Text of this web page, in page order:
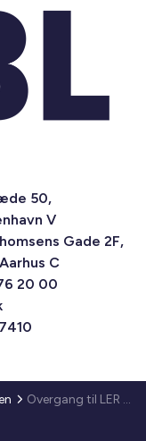
50,
V
Gade 2F,
C
20 00
Overgang til LER 2.0